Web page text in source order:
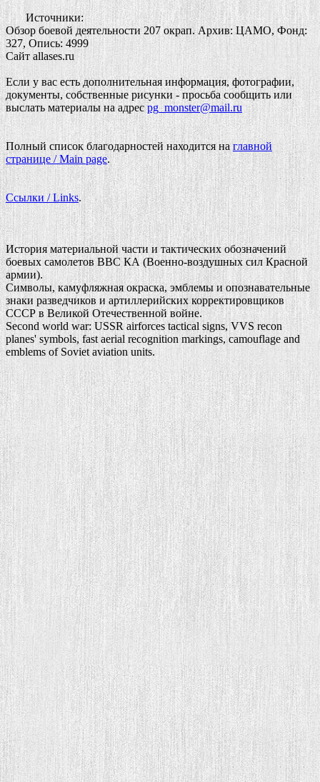
Источники:
Обзор боевой деятельности 207 окрап. Архив: ЦАМО, Фонд:
327, Опись: 4999
Сайт allases.ru
Если у вас есть дополнительная информация, фотографии,
документы, собственные рисунки - просьба сообщить или
выслать материалы на адресpg_monster@mail.ru
Полный список благодарностей находится наглавной
странице / Main page.
Ссылки / Links.
История материальной части и тактических обозначений
боевых самолетов ВВС КА (Военно-воздушных сил Красной
армии).
Символы, камуфляжная окраска, эмблемы и опознавательные
знаки разведчиков и артиллерийских корректировщиков
СССР в Великой Отечественной войне.
Second world war: USSR airforces tactical signs, VVS recon
planes' symbols, fast aerial recognition markings, camouflage and
emblems of Soviet aviation units.